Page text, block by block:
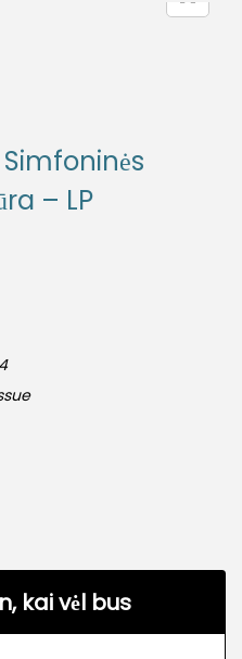
Simfoninės
– LP
kai vėl bus